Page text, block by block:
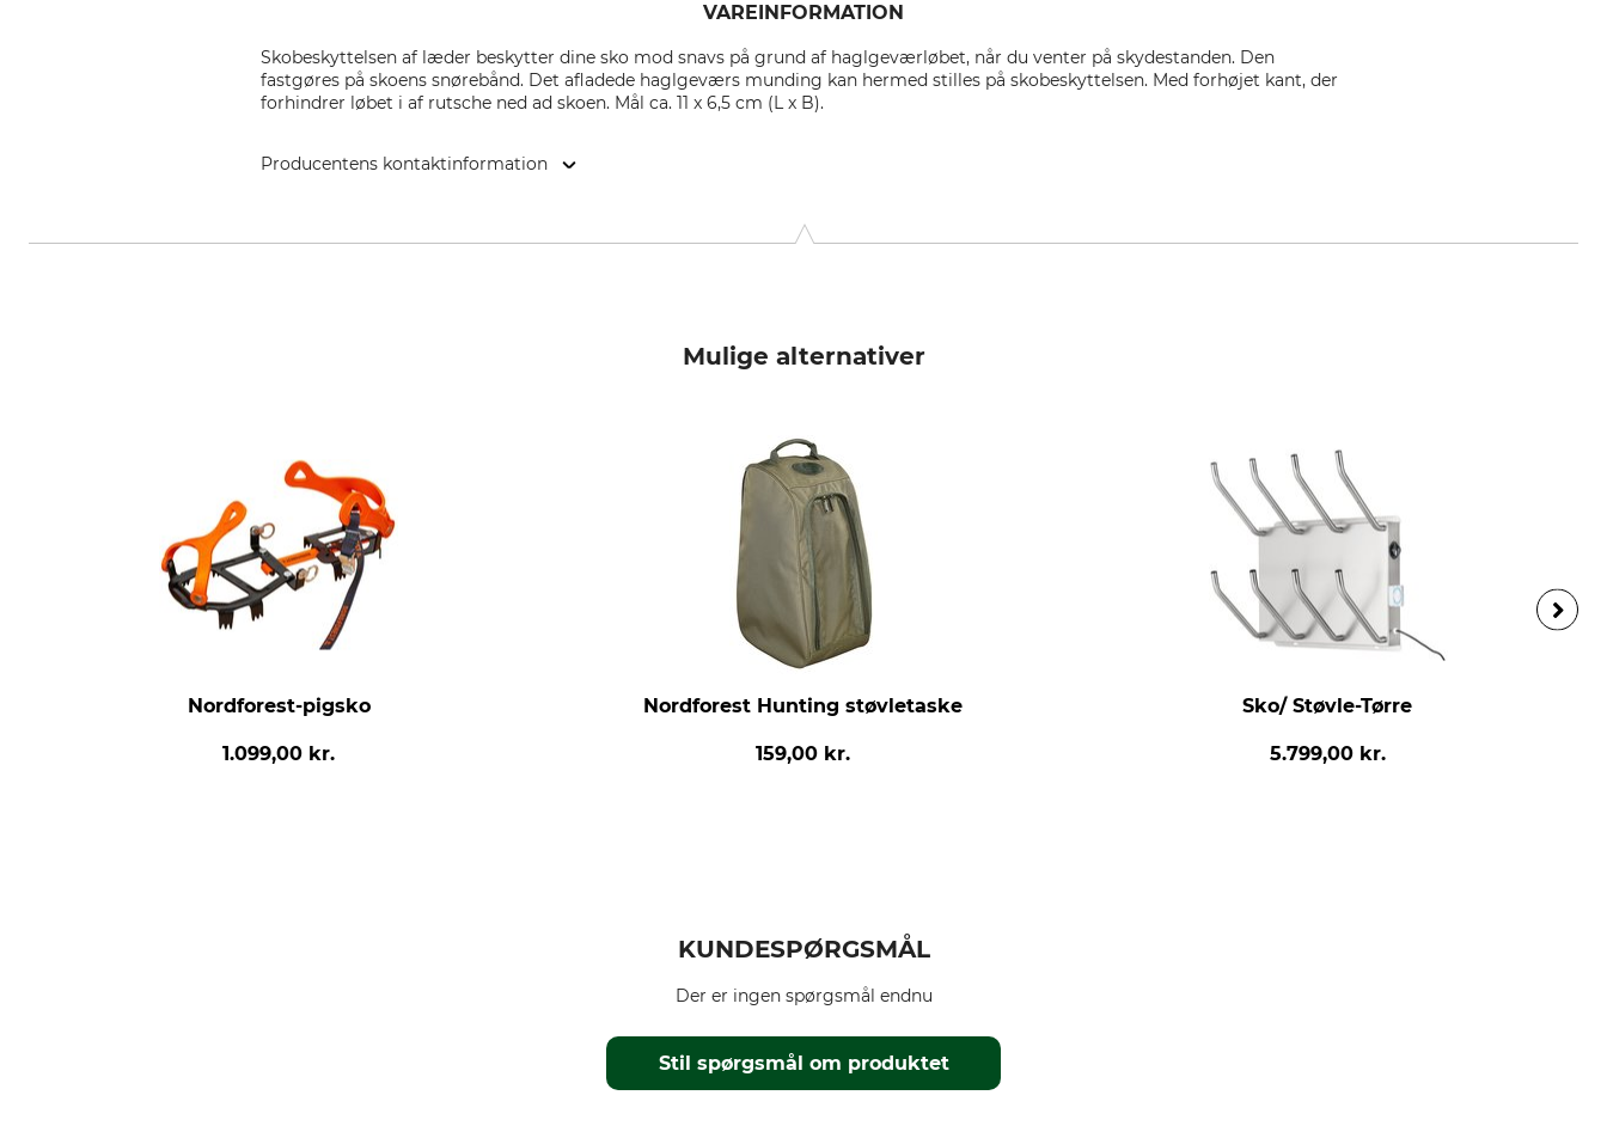
VAREINFORMATION
Skobeskyttelsen af læder beskytter dine sko mod snavs på grund af haglgeværløbet, når du venter på skydestanden. Den
fastgøres på skoens snørebånd. Det afladede haglgeværs munding kan hermed stilles på skobeskyttelsen. Med forhøjet kant, der
forhindrer løbet i af rutsche ned ad skoen. Mål ca. 11 x 6,5 cm (L x B).
Producentens kontaktinformation
Mulige alternativer
Nordforest-pigsko
1.099,00 kr.
Nordforest Hunting støvletaske
159,00 kr.
Sko/ Støvle-Tørre
5.799,00 kr.
KUNDESPØRGSMÅL
Stil spørgsmål om produktet
Der er ingen spørgsmål endnu